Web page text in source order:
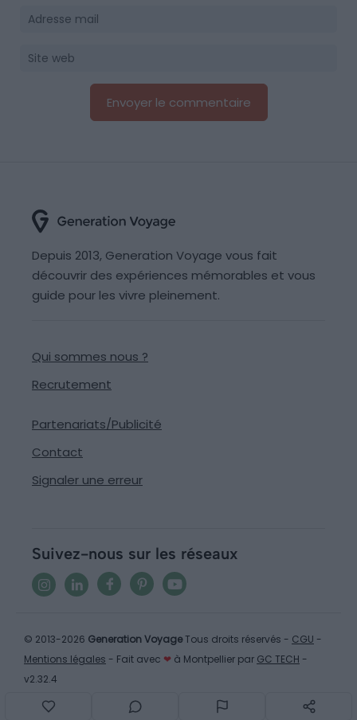
Depuis 2013, Generation Voyage vous fait
découvrir des expériences mémorables et vous
guide pour les vivre pleinement.
Qui sommes nous ?
Recrutement
Partenariats/Publicité
Contact
Signaler une erreur
Suivez-nous sur les réseaux
© 2013-2026 Generation VoyageTous droits réservés - CGU -
Mentions légales - Fait avec ❤ à Montpellier par GC TECH -
v2.32.4